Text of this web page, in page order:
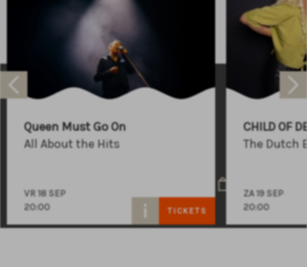
Queen Must Go On
All About the Hits
VR 18 SEP
20:00
TICKETS
CHILD OF
The Dutch
ZA 19 SEP
20:00
+31 (0)591 - 850 856
info@atlastheater.nl